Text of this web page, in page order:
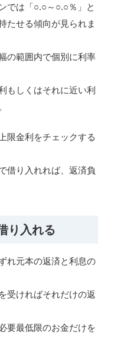
では「○.○～○.○％」と
たせる傾向が見られま
の範囲内で個別に利率
もしくはそれに近い利
限金利をチェックする
借り入れれば、返済負
り入れる
れ元本の返済と利息の
受ければそれだけの返
要最低限のお金だけを